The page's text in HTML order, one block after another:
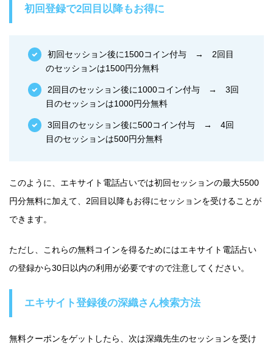
初回登録で2回目以降もお得に
初回セッション後に1500コイン付与 → 2回目
のセッションは1500円分無料
2回目のセッション後に1000コイン付与 → 3回
目のセッションは1000円分無料
3回目のセッション後に500コイン付与 → 4回
目のセッションは500円分無料
このように、エキサイト電話占いでは初回セッションの最大5500
円分無料に加えて、2回目以降もお得にセッションを受けることが
できます。
ただし、これらの無料コインを得るためにはエキサイト電話占い
の登録から30日以内の利用が必要ですので注意してください。
エキサイト登録後の深織さん検索方法
無料クーポンをゲットしたら、次は深織先生のセッションを受け